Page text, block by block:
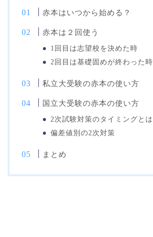
赤本はいつから始める？
赤本は２回使う
1回目は志望校を決めた時
2回目は基礎固めが終わった時
私立大受験の赤本の使い方
国立大受験の赤本の使い方
2次試験対策のタイミングとは
偏差値別の2次対策
まとめ